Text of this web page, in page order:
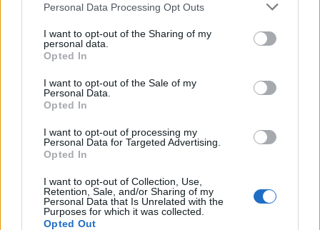
Personal Data Processing Opt Outs
I want to opt-out of the Sharing of my
personal data.
Opted In
I want to opt-out of the Sale of my
Personal Data.
Opted In
I want to opt-out of processing my
Personal Data for Targeted Advertising.
Opted In
I want to opt-out of Collection, Use,
Retention, Sale, and/or Sharing of my
Personal Data that Is Unrelated with the
Purposes for which it was collected.
Opted Out
Η εξέλιξη του προϊόντος της Zoom ώστε να
εκμεταλλεύονται τις τελευταίες τεχνολογίες μπορεί
να φαίνεται λογική από επιχειρηματική άποψη.
Αλλά όταν τόσοι πολλοί άνθρωποι εξακολουθούν να
ευαίσθητες συναντήσεις και άλλα προσωπικά
αλλαγές αυτές μπορεί να κάνουν τους χρήστες να
εμπιστεύονται λιγότερο την πλατφόρμα.